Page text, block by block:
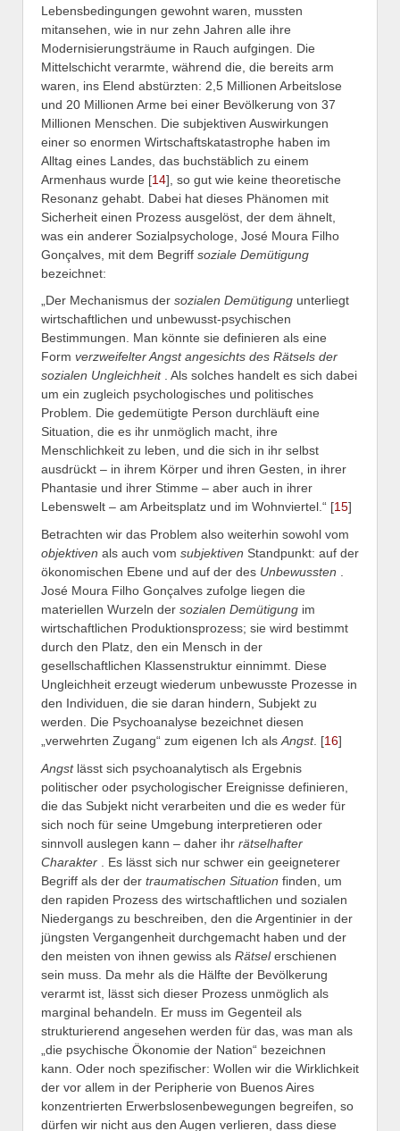
Lebensbedingungen gewohnt waren, mussten
mitansehen, wie in nur zehn Jahren alle ihre
Modernisierungsträume in Rauch aufgingen. Die
Mittelschicht verarmte, während die, die bereits arm
waren, ins Elend abstürzten: 2,5 Millionen Arbeitslose
und 20 Millionen Arme bei einer Bevölkerung von 37
Millionen Menschen. Die subjektiven Auswirkungen
einer so enormen Wirtschaftskatastrophe haben im
Alltag eines Landes, das buchstäblich zu einem
Armenhaus wurde [14], so gut wie keine theoretische
Resonanz gehabt. Dabei hat dieses Phänomen mit
Sicherheit einen Prozess ausgelöst, der dem ähnelt,
was ein anderer Sozialpsychologe, José Moura Filho
Gonçalves, mit dem Begriff soziale Demütigung
bezeichnet:
„Der Mechanismus der sozialen Demütigung unterliegt
wirtschaftlichen und unbewusst-psychischen
Bestimmungen. Man könnte sie definieren als eine
Form verzweifelter Angst angesichts des Rätsels der
sozialen Ungleichheit . Als solches handelt es sich dabei
um ein zugleich psychologisches und politisches
Problem. Die gedemütigte Person durchläuft eine
Situation, die es ihr unmöglich macht, ihre
Menschlichkeit zu leben, und die sich in ihr selbst
ausdrückt – in ihrem Körper und ihren Gesten, in ihrer
Phantasie und ihrer Stimme – aber auch in ihrer
Lebenswelt – am Arbeitsplatz und im Wohnviertel.“ [15]
Betrachten wir das Problem also weiterhin sowohl vom
objektiven als auch vom subjektiven Standpunkt: auf der
ökonomischen Ebene und auf der des Unbewussten
José Moura Filho Gonçalves zufolge liegen die
materiellen Wurzeln der sozialen Demütigung im
wirtschaftlichen Produktionsprozess; sie wird bestimmt
durch den Platz, den ein Mensch in der
gesellschaftlichen Klassenstruktur einnimmt. Diese
Ungleichheit erzeugt wiederum unbewusste Prozesse in
den Individuen, die sie daran hindern, Subjekt zu
werden. Die Psychoanalyse bezeichnet diesen
„verwehrten Zugang“ zum eigenen Ich als Angst. [16]
Angst lässt sich psychoanalytisch als Ergebnis
politischer oder psychologischer Ereignisse definieren,
die das Subjekt nicht verarbeiten und die es weder für
sich noch für seine Umgebung interpretieren oder
sinnvoll auslegen kann – daher ihr rätselhafter
Charakter
. Es lässt sich nur schwer ein geeigneterer
Begriff als der der traumatischen Situation finden, um
den rapiden Prozess des wirtschaftlichen und sozialen
Niedergangs zu beschreiben, den die Argentinier in der
jüngsten Vergangenheit durchgemacht haben und der
den meisten von ihnen gewiss als Rätselerschienen
sein muss. Da mehr als die Hälfte der Bevölkerung
verarmt ist, lässt sich dieser Prozess unmöglich als
marginal behandeln. Er muss im Gegenteil als
strukturierend angesehen werden für das, was man als
„die psychische Ökonomie der Nation“ bezeichnen
kann. Oder noch spezifischer: Wollen wir die Wirklichkeit
der vor allem in der Peripherie von Buenos Aires
konzentrierten Erwerbslosenbewegungen begreifen, so
dürfen wir nicht aus den Augen verlieren, dass diese